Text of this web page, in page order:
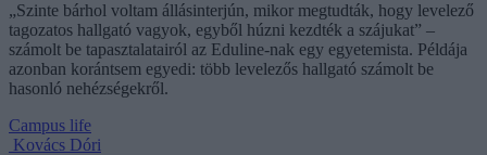
„Szinte bárhol voltam állásinterjún, mikor megtudták, hogy levelező
tagozatos hallgató vagyok, egyből húzni kezdték a szájukat” –
számolt be tapasztalatairól az Eduline-nak egy egyetemista. Példája
azonban korántsem egyedi: több levelezős hallgató számolt be
hasonló nehézségekről.
Campus life
Kovács Dóri